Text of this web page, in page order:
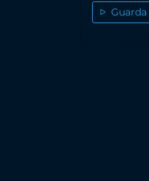
Guarda